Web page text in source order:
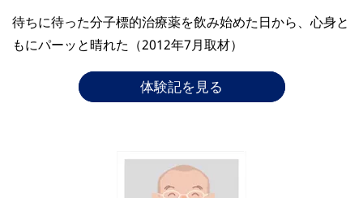
待ちに待った分子標的治療薬を飲み始めた日から、心身と
もにパーッと晴れた（2012年7月取材）
体験記を見る